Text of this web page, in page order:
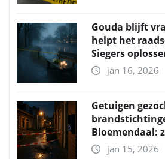
Gouda blijft
helpt het
Siegers
jan 16, 2026
Getuigen
Bloemendaal:
jan 15, 2026